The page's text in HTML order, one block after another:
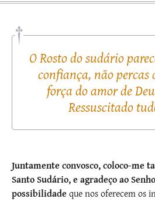
O Rosto do sudário
confiança, não percas
força do amor de
Ressuscitado
Juntamente convosco, coloco-me
Santo Sudário, e agradeço ao
possibilidadeque nos oferecem os